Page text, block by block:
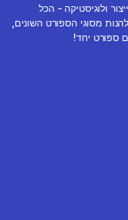
ולוגיסטיקה - הכל
מסוגי הספורט השונים,